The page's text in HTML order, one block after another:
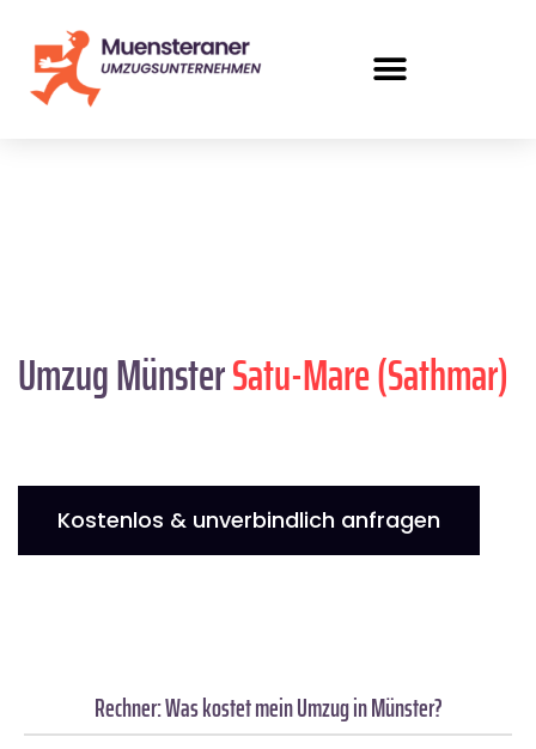
Umzug MünsterSatu-Mare (Sathmar)
Kostenlos & unverbindlich anfragen
Rechner: Was kostet mein Umzug in Münster?